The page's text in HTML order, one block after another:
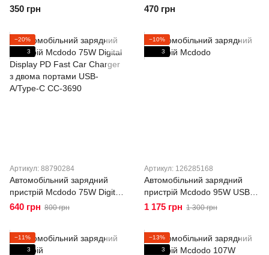
Charger із двома портами
350 грн
Fast Charger із двома
2320
470 грн
−20%
3
Артикул: 88790284
Автомобільний зарядний
пристрій Mcdodo 75W Digital
Display PD Fast Car Charger
A/Type-C CC-3690
640 грн 800 грн
−10%
3
Артикул: 126285168
Автомобільний зарядний
пристрій Mcdodo 95W USB-C
+ USB-A з цифровим
30W) CC-5670
1 175 грн 1 300 грн
−11%
3
−13%
3